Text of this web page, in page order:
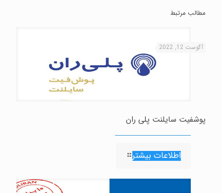
مطالب مرتبط
آگوست 12, 2022
پوشفیت سایلنت پلی ران
اطلاعات بیشتر